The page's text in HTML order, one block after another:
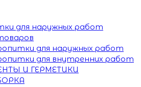
для наружных работ
для наружных работ
для внутренних работ
И ГЕРМЕТИКИ